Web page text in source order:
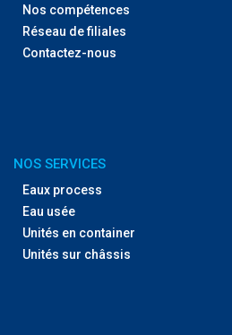
Nos compétences
Réseau de filiales
Contactez-nous
NOS SERVICES
Eaux process
Eau usée
Unités en container
Unités sur châssis